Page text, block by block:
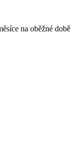
na oběžné době